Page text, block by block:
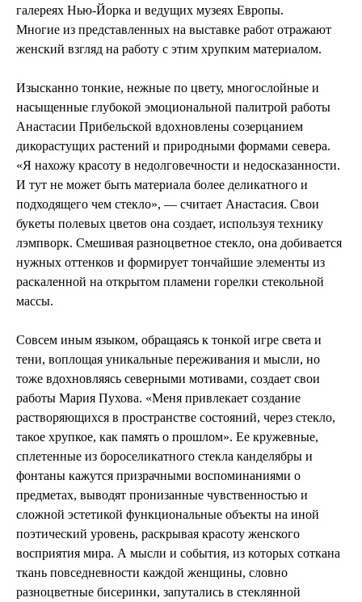
галереях Нью-Йорка и ведущих музеях Европы.
Многие из представленных на выставке работ отражают
женский взгляд на работу с этим хрупким материалом.
Изысканно тонкие, нежные по цвету, многослойные и
насыщенные глубокой эмоциональной палитрой работы
Анастасии Прибельской вдохновлены созерцанием
дикорастущих растений и природными формами севера.
«Я нахожу красоту в недолговечности и недосказанности.
И тут не может быть материала более деликатного и
подходящего чем стекло», — считает Анастасия. Свои
букеты полевых цветов она создает, используя технику
лэмпворк. Смешивая разноцветное стекло, она добивается
нужных оттенков и формирует тончайшие элементы из
раскаленной на открытом пламени горелки стекольной
массы.
Совсем иным языком, обращаясь к тонкой игре света и
тени, воплощая уникальные переживания и мысли, но
тоже вдохновляясь северными мотивами, создает свои
работы Мария Пухова. «Меня привлекает создание
растворяющихся в пространстве состояний, через стекло,
такое хрупкое, как память о прошлом». Ее кружевные,
сплетенные из бороселикатного стекла канделябры и
фонтаны кажутся призрачными воспоминаниями о
предметах, выводят пронизанные чувственностью и
сложной эстетикой функциональные объекты на иной
поэтический уровень, раскрывая красоту женского
восприятия мира. А мысли и события, из которых соткана
ткань повседневности каждой женщины, словно
разноцветные бисеринки, запутались в стеклянной